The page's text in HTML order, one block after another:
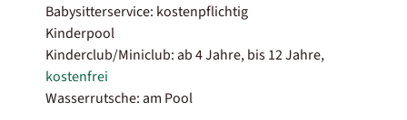
Babysitterservice: kostenpflichtig
Kinderpool
Kinderclub/Miniclub: ab 4 Jahre, bis 12 Jahre,
kostenfrei
Wasserrutsche: am Pool